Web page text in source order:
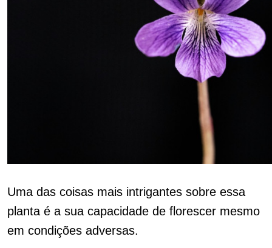
Uma das coisas mais intrigantes sobre essa
planta é a sua capacidade de florescer mesmo
em condições adversas.